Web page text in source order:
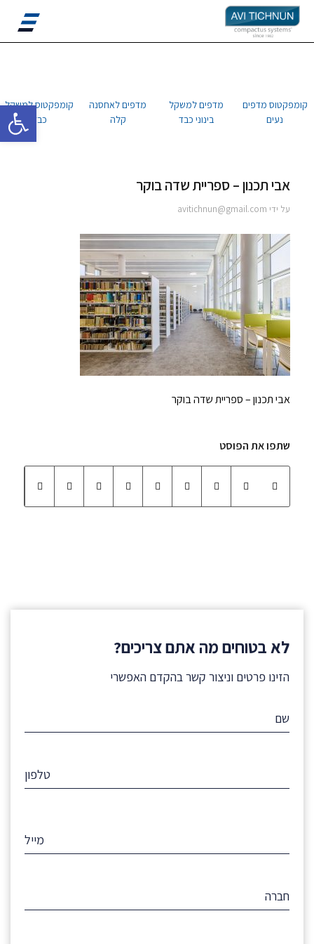
קומפקטוס מדפים
נעים
מדפים למשקל
בינוני כבד
מדפים לאחסנה
קלה
קומפקטוס למשקל
כבד
אבי תכנון – ספריית שדה בוקר
על ידי avitichnun@gmail.com
אבי תכנון – ספריית שדה בוקר
שתפו את הפוסט
לא בטוחים מה אתם צריכים?
הזינו פרטים וניצור קשר בהקדם האפשרי
פתח